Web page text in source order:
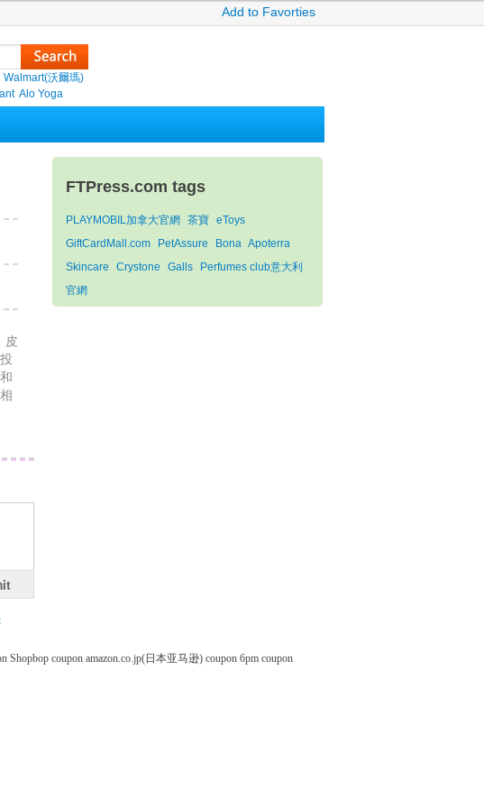
Add to Favorties
Walmart(沃爾瑪)
Alo Yoga
皮
FTPress.com tags
PLAYMOBIL加拿大官網 茶寶 eToys
GiftCardMall.com
PetAssure Bona Apoterra
Skincare
Crystone Galls
Perfumes club意大利
官網
Shopbop coupon amazon.co.jp(日本亚马逊) coupon 6pm coupon